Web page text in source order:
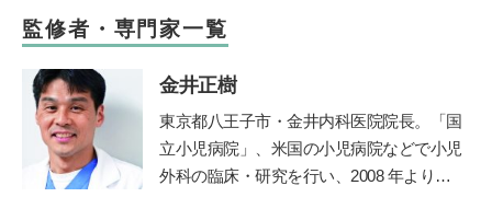
監修者・専門家一覧
金井正樹
東京都八王子市・金井内科医院院長。「国
立小児病院」、米国の小児病院などで小児
外科の臨床・研究を行い、2008 年より現